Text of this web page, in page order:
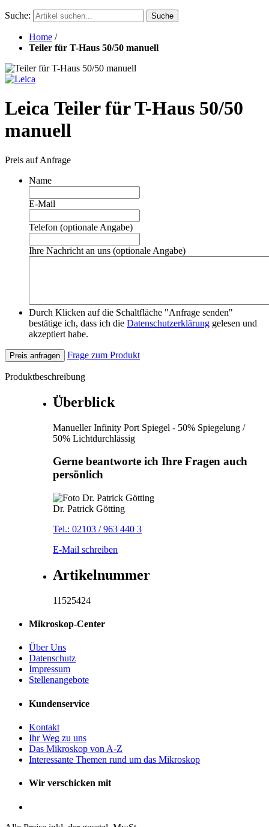
Suche: Suche
Home /
Teiler für T-Haus 50/50 manuell
Leica Teiler für T-Haus 50/50
manuell
Preis auf Anfrage
Name
E-Mail
Telefon (optionale Angabe)
Ihre Nachricht an uns (optionale Angabe)
Durch Klicken auf die Schaltfläche "Anfrage senden"
bestätige ich, dass ich die Datenschutzerklärung gelesen und
akzeptiert habe.
Preis anfragen Frage zum Produkt
Produktbeschreibung
Überblick
Manueller Infinity Port Spiegel - 50% Spiegelung /
50% Lichtdurchlässig
Gerne beantworte ich Ihre Fragen auch
persönlich
Dr. Patrick Götting
Tel.: 02103 / 963 440 3
E-Mail schreiben
Artikelnummer
11525424
Mikroskop-Center
Über Uns
Datenschutz
Impressum
Stellenangebote
Kundenservice
Kontakt
Ihr Weg zu uns
Das Mikroskop von A-Z
Interessante Themen rund um das Mikroskop
Wir verschicken mit